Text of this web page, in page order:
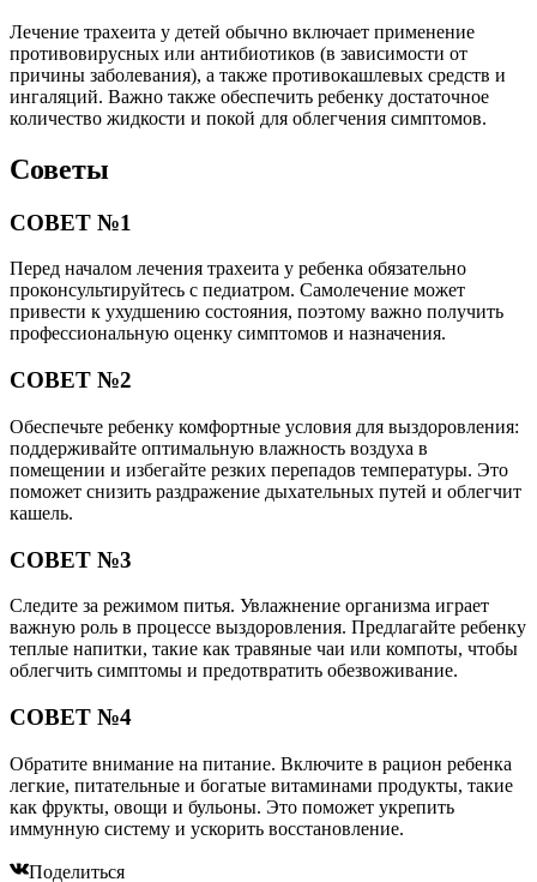
Лечение трахеита у детей обычно включает применение
противовирусных или антибиотиков (в зависимости от
причины заболевания), а также противокашлевых средств и
ингаляций. Важно также обеспечить ребенку достаточное
количество жидкости и покой для облегчения симптомов.
Советы
СОВЕТ №1
Перед началом лечения трахеита у ребенка обязательно
проконсультируйтесь с педиатром. Самолечение может
привести к ухудшению состояния, поэтому важно получить
профессиональную оценку симптомов и назначения.
СОВЕТ №2
Обеспечьте ребенку комфортные условия для выздоровления:
поддерживайте оптимальную влажность воздуха в
помещении и избегайте резких перепадов температуры. Это
поможет снизить раздражение дыхательных путей и облегчит
кашель.
СОВЕТ №3
Следите за режимом питья. Увлажнение организма играет
важную роль в процессе выздоровления. Предлагайте ребенку
теплые напитки, такие как травяные чаи или компоты, чтобы
облегчить симптомы и предотвратить обезвоживание.
СОВЕТ №4
Обратите внимание на питание. Включите в рацион ребенка
легкие, питательные и богатые витаминами продукты, такие
как фрукты, овощи и бульоны. Это поможет укрепить
иммунную систему и ускорить восстановление.
Поделиться